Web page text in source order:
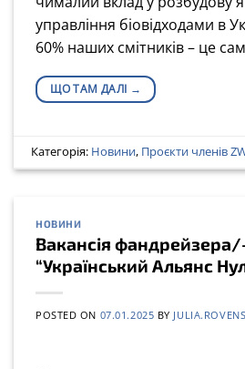
управління біовідходами в
60% наших смітників – це
ЩО ТАМ ДАЛІ →
Категорія: Новини, Проєкти членів
НОВИНИ
Вакансія
“Український Альянс
POSTED ON 07.01.2025 BY